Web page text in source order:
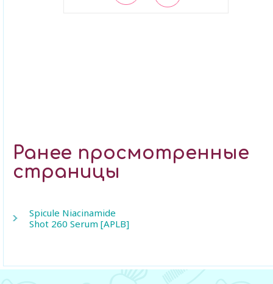
Ранее просмотренные
страницы
Spicule Niacinamide
Shot 260 Serum [APLB]